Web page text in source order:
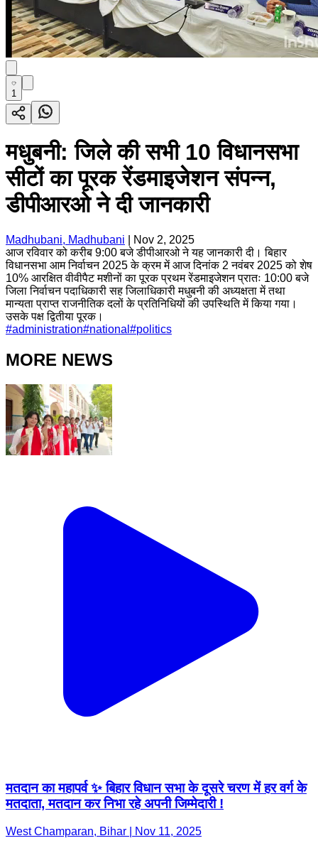
1
मधुबनी: जिले की सभी 10 विधानसभा
सीटों का पूरक रेंडमाइजेशन संपन्न,
डीपीआरओ ने दी जानकारी
Madhubani, Madhubani
Nov 2, 2025
आज रविवार को करीब 9:00 बजे डीपीआरओ ने यह जानकारी दी। बिहार
विधानसभा आम निर्वाचन 2025 के क्रम में आज दिनांक 2 नवंबर 2025 को शेष
10% आरक्षित वीवीपैट मशीनों का पूरक प्रथम रेंडमाइजेशन प्रातः 10:00 बजे
जिला निर्वाचन पदाधिकारी सह जिलाधिकारी मधुबनी की अध्यक्षता में तथा
मान्यता प्राप्त राजनीतिक दलों के प्रतिनिधियों की उपस्थिति में किया गया।
उसके पक्ष द्वितीया पूरक।
#administration#national #politics
MORE NEWS
मतदान का महापर्व ✨ बिहार विधान सभा के दूसरे चरण में हर वर्ग के
मतदाता, मतदान कर निभा रहे अपनी जिम्मेदारी !
West Champaran, Bihar | Nov 11, 2025